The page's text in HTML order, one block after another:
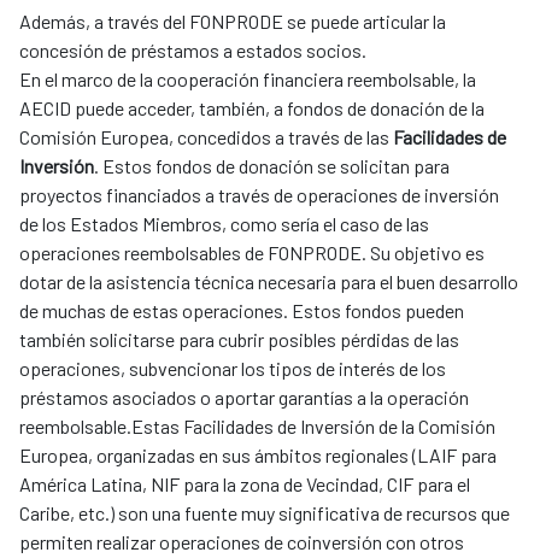
Además, a través del FONPRODE se puede articular la
concesión de préstamos a estados socios.
En el marco de la cooperación financiera reembolsable, la
AECID puede acceder, también, a fondos de donación de la
Comisión Europea, concedidos a través de las Facilidades de
Inversión. Estos fondos de donación se solicitan para
proyectos financiados a través de operaciones de inversión
de los Estados Miembros, como sería el caso de las
operaciones reembolsables de FONPRODE. Su objetivo es
dotar de la asistencia técnica necesaria para el buen desarrollo
de muchas de estas operaciones. Estos fondos pueden
también solicitarse para cubrir posibles pérdidas de las
operaciones, subvencionar los tipos de interés de los
préstamos asociados o aportar garantías a la operación
reembolsable.Estas Facilidades de Inversión de la Comisión
Europea, organizadas en sus ámbitos regionales (LAIF para
América Latina, NIF para la zona de Vecindad, CIF para el
Caribe, etc.) son una fuente muy significativa de recursos que
permiten realizar operaciones de coinversión con otros